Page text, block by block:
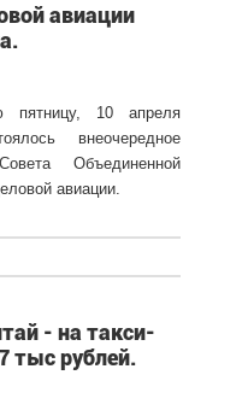
авиации
пятницу, 10 апреля
внеочередное
Объединенной
авиации.
- на такси-
тыс рублей.